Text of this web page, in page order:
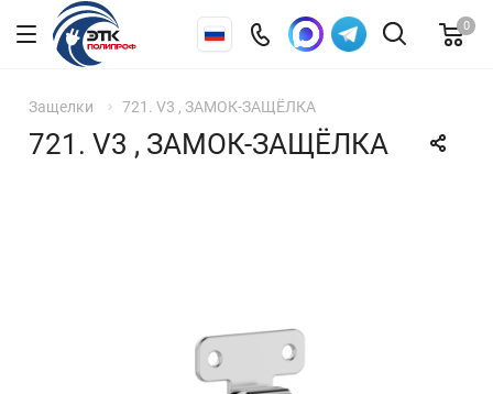
0
Защелки 721. V3 , ЗАМОК-ЗАЩЁЛКА
721. V3 , ЗАМОК-ЗАЩЁЛКА